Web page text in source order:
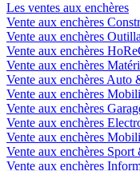
Les ventes aux enchères
Vente aux enchères
Vente aux enchères
Vente aux enchères
Vente aux enchères
Vente aux enchères Auto
Vente aux enchères
Vente aux enchères
Vente aux enchères
Vente aux enchères
Vente aux enchères
Vente aux enchères